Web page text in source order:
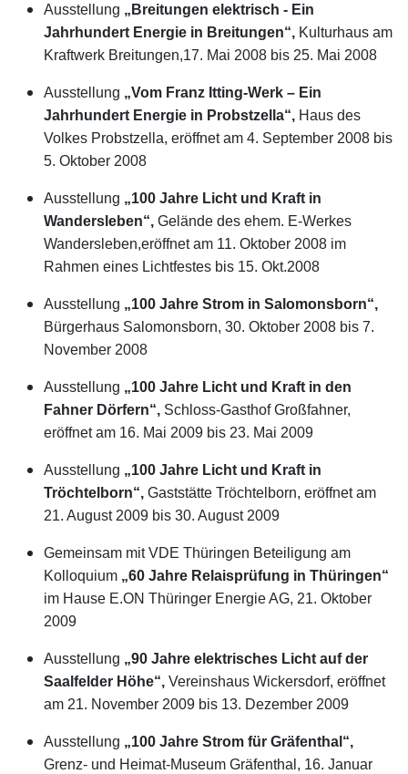
Ausstellung „Breitungen elektrisch - Ein
Jahrhundert Energie in Breitungen“, Kulturhaus am
Kraftwerk Breitungen,17. Mai 2008 bis 25. Mai 2008
Ausstellung „Vom Franz Itting-Werk – Ein
Jahrhundert Energie in Probstzella“, Haus des
Volkes Probstzella, eröffnet am 4. September 2008 bis
5. Oktober 2008
Ausstellung „100 Jahre Licht und Kraft in
Wandersleben“, Gelände des ehem. E-Werkes
Wandersleben,eröffnet am 11. Oktober 2008 im
Rahmen eines Lichtfestes bis 15. Okt.2008
Ausstellung „100 Jahre Strom in Salomonsborn“,
Bürgerhaus Salomonsborn, 30. Oktober 2008 bis 7.
November 2008
Ausstellung „100 Jahre Licht und Kraft in den
Fahner Dörfern“, Schloss-Gasthof Großfahner,
eröffnet am 16. Mai 2009 bis 23. Mai 2009
Ausstellung „100 Jahre Licht und Kraft in
Tröchtelborn“, Gaststätte Tröchtelborn, eröffnet am
21. August 2009 bis 30. August 2009
Gemeinsam mit VDE Thüringen Beteiligung am
Kolloquium „60 Jahre Relaisprüfung in Thüringen“
im Hause E.ON Thüringer Energie AG, 21. Oktober
2009
Ausstellung „90 Jahre elektrisches Licht auf der
Saalfelder Höhe“, Vereinshaus Wickersdorf, eröffnet
am 21. November 2009 bis 13. Dezember 2009
Ausstellung „100 Jahre Strom für Gräfenthal“,
Grenz- und Heimat-Museum Gräfenthal, 16. Januar